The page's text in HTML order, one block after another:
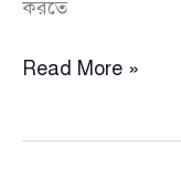
করতে
জামিল
Read More »